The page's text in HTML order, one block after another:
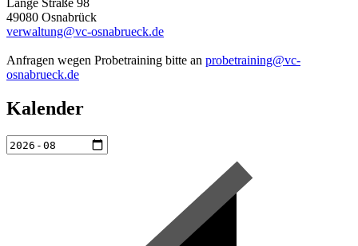
Lange Straße 98
49080 Osnabrück
verwaltung@vc-osnabrueck.de
Anfragen wegen Probetraining bitte an probetraining@vc-
osnabrueck.de
Kalender